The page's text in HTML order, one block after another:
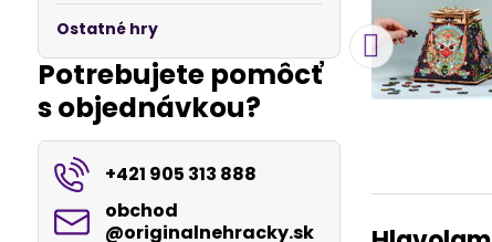
Ostatné hry
Potrebujete pomôcť
s objednávkou?
+421 905 313 888
obchod​
@originalnehracky​.sk